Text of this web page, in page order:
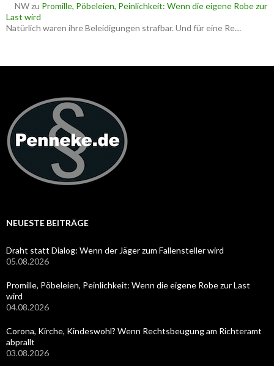
NWzu Promille, Pöbeleien, Peinlichkeit: Wenn die eigene Robe zur
Last wird
Natürlich waren ihre Beleidigungen strafbar. Und für eine Re…
NEUESTE BEITRÄGE
Draht statt Dialog: Wenn der Jäger zum Fallensteller wird
05.08.2026
Promille, Pöbeleien, Peinlichkeit: Wenn die eigene Robe zur Last
wird
04.08.2026
Corona, Kirche, Kindeswohl? Wenn Rechtsbeugung am Richteramt
abprallt
03.08.2026